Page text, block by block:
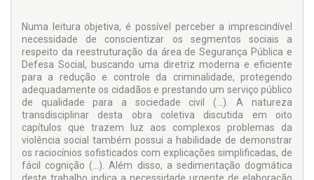
Numa leitura objetiva, é possível perceber a imprescindível
necessidade de conscientizar os segmentos sociais a
respeito da reestruturação da área de Segurança Pública e
Defesa Social, buscando uma diretriz moderna e eficiente
para a redução e controle da criminalidade, protegendo
adequadamente os cidadãos e prestando um serviço público
de qualidade para a sociedade civil (...). A natureza
transdisciplinar desta obra coletiva discutida em oito
capítulos que trazem luz aos complexos problemas da
violência social também possui a habilidade de demonstrar
os raciocínios sofisticados com explicações simplificadas, de
fácil cognição (...). Além disso, a sedimentação dogmática